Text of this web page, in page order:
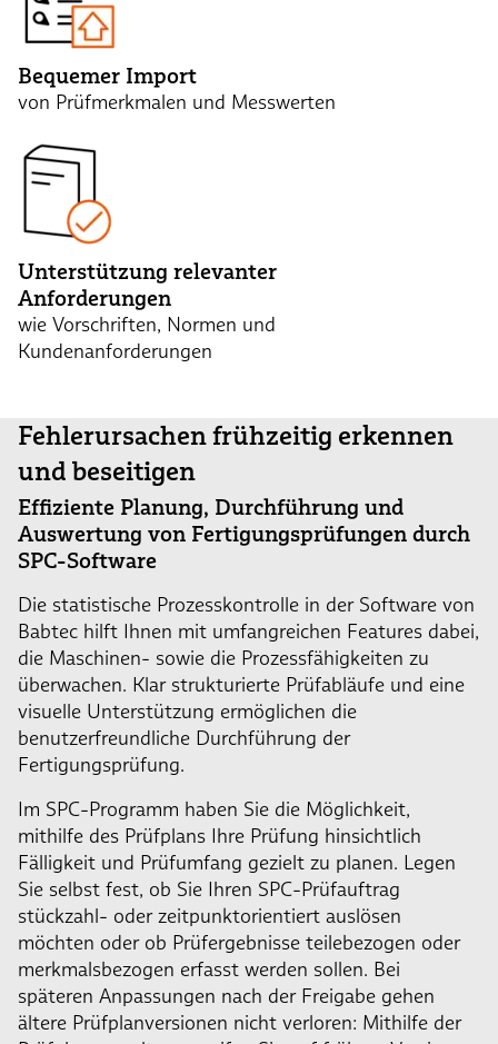
Bequemer Import
von Prüfmerkmalen und Messwerten
Unterstützung relevanter
Anforderungen
wie Vorschriften, Normen und
Kundenanforderungen
Fehlerursachen frühzeitig erkennen
und beseitigen
Effiziente Planung, Durchführung und
Auswertung von Fertigungsprüfungen durch
SPC-Software
Die statistische Prozesskontrolle in der Software von
Babtec hilft Ihnen mit umfangreichen Features dabei,
die Maschinen- sowie die Prozessfähigkeiten zu
überwachen. Klar strukturierte Prüfabläufe und eine
visuelle Unterstützung ermöglichen die
benutzerfreundliche Durchführung der
Fertigungsprüfung.
Im SPC-Programm haben Sie die Möglichkeit,
mithilfe des Prüfplans Ihre Prüfung hinsichtlich
Fälligkeit und Prüfumfang gezielt zu planen. Legen
Sie selbst fest, ob Sie Ihren SPC-Prüfauftrag
stückzahl- oder zeitpunktorientiert auslösen
möchten oder ob Prüfergebnisse teilebezogen oder
merkmalsbezogen erfasst werden sollen. Bei
späteren Anpassungen nach der Freigabe gehen
ältere Prüfplanversionen nicht verloren: Mithilfe der